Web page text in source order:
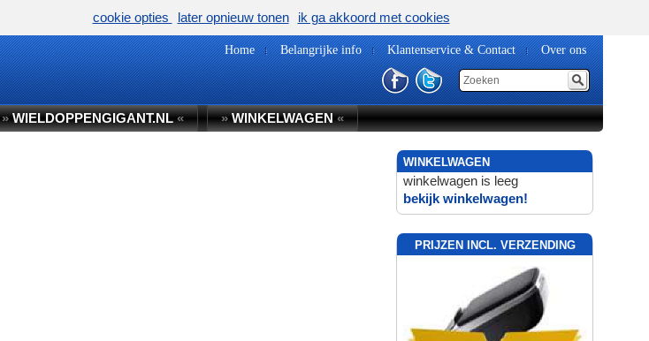
Home Belangrijke info Klantenservice & Contact Over ons
»WIELDOPPENGIGANT.NL« »WINKELWAGEN«
WINKELWAGEN
winkelwagen is leeg
bekijk winkelwagen!
PRIJZEN INCL. VERZENDING
cookie opties later opnieuw tonen ik ga akkoord met cookies